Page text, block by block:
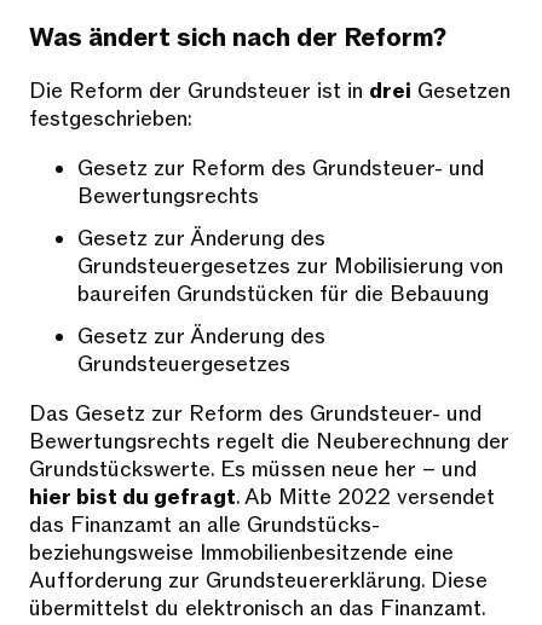
Was ändert sich nach der Reform?
Die Reform der Grundsteuer ist in drei Gesetzen
festgeschrieben:
Gesetz zur Reform des Grundsteuer- und
Bewertungsrechts
Gesetz zur Änderung des
Grundsteuergesetzes zur Mobilisierung von
baureifen Grundstücken für die Bebauung
Gesetz zur Änderung des
Grundsteuergesetzes
Das Gesetz zur Reform des Grundsteuer- und
Bewertungsrechts regelt die Neuberechnung der
Grundstückswerte. Es müssen neue her – und
hier bist du gefragt. Ab Mitte 2022 versendet
das Finanzamt an alle Grundstücks-
beziehungsweise Immobilienbesitzende eine
Aufforderung zur Grundsteuererklärung. Diese
übermittelst du elektronisch an das Finanzamt.